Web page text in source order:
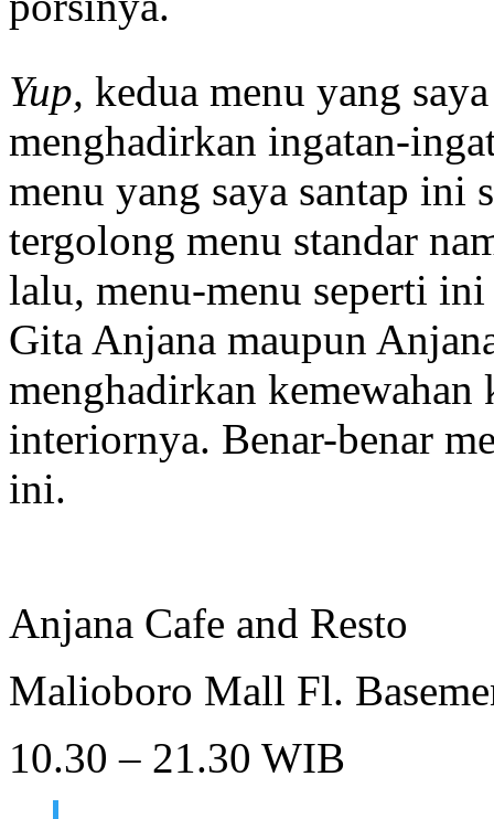
Yup, kedua menu yang
menghadirkan ingatan-
menu yang saya santap ini
tergolong menu standar
lalu, menu-menu seperti
Gita Anjana maupun
menghadirkan
interiornya. Benar-benar
ini.
Anjana Cafe and Resto
Malioboro Mall Fl.
10.30 – 21.30 WIB